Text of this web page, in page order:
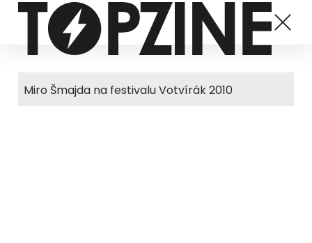
Miro Šmajda na festivalu Votvírák 2010